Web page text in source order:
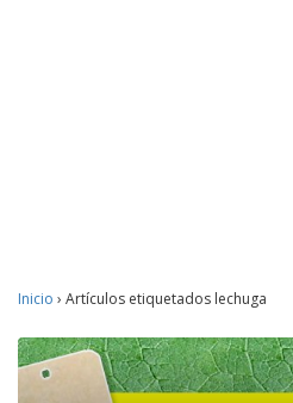
Inicio › Artículos etiquetados lechuga